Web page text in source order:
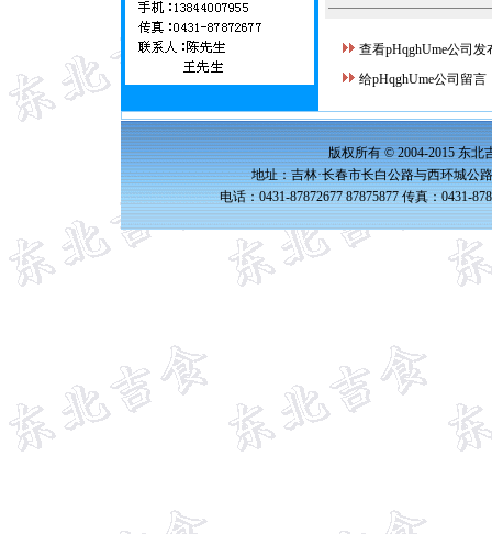
查看pHqghUme公司发
给pHqghUme公司留言
版权所有 © 2004-2015 东北
地址：吉林·长春市长白公路与西环城公
电话：0431-87872677 87875877 传真：0431-